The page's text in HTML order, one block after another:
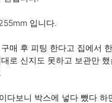
입니다.
매 후 피팅 한다고 집에서
로 신지도 못하고 보관만
다보니 박스에 넣다 뺐다 하